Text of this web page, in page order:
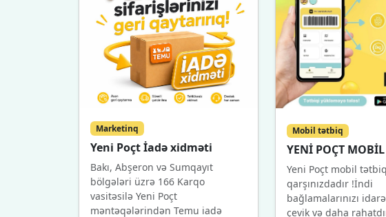
Marketinq
Yeni Poçt İadə xidməti
Bakı, Abşeron və Sumqayıt
bölgələri üzrə 166 Karqo
vasitəsilə Yeni Poçt
məntəqələrindən Temu iadə
Mobil tətbiq
YENİ POÇT
Yeni Poçt mobil
qarşınızdadır !İndi
bağlamalarınızı
çevik və daha